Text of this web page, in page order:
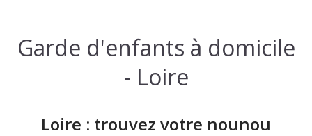
Garde d'enfants à domicile
- Loire
Loire : trouvez votre nounou